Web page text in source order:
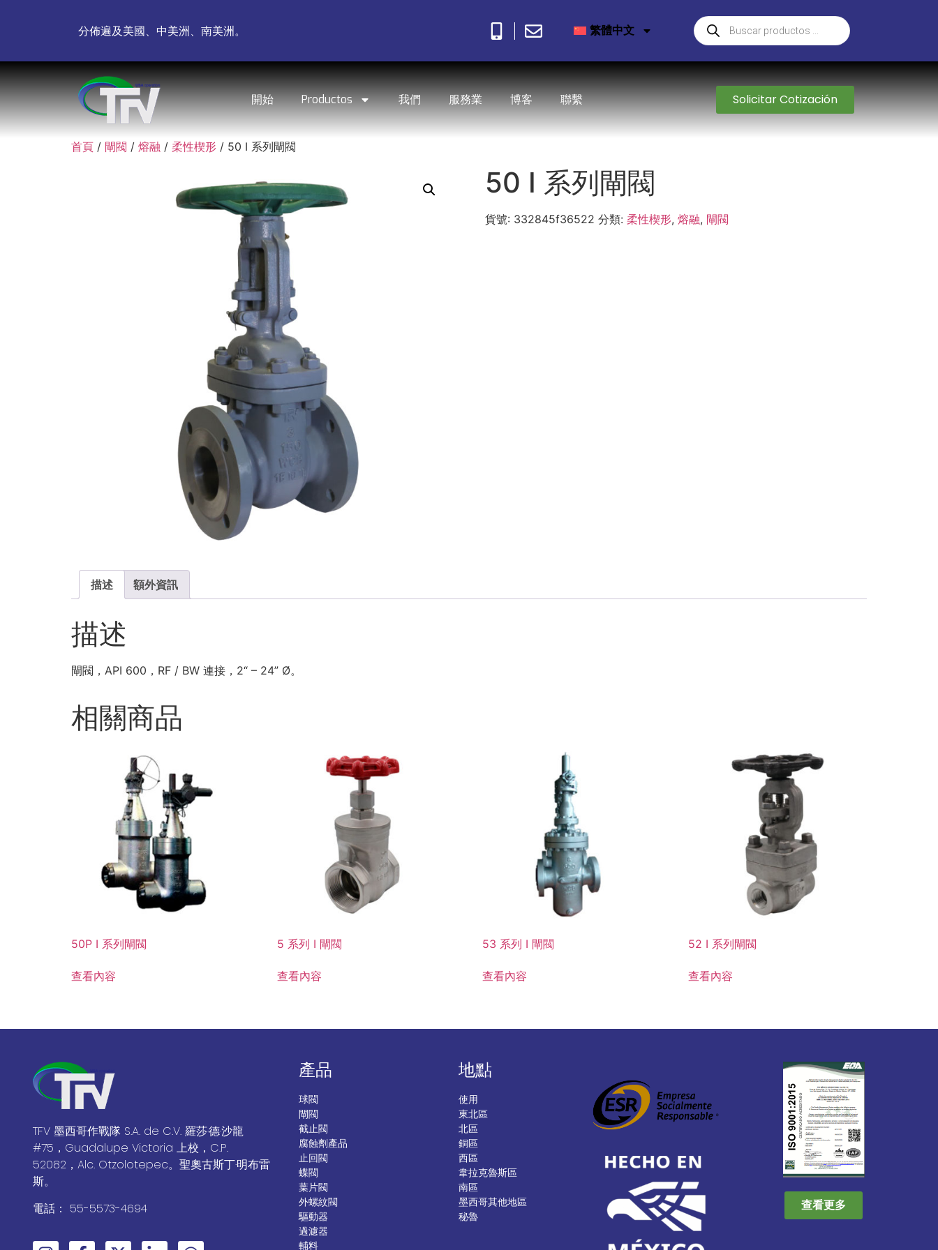
分佈遍及美國、中美洲、南美洲。 繁體中文
開始 Productos 我們 服務業 博客 聯繫 Solicitar Cotización
首頁 / 閘閥 / 熔融 / 柔性楔形 / 50 I 系列閘閥
50 I 系列閘閥
貨號: 332845f36522 分類: 柔性楔形, 熔融, 閘閥
描述 額外資訊
描述
閘閥，API 600，RF / BW 連接，2“ – 24” Ø。
相關商品
50P I 系列閘閥
查看內容
5 系列 I 閘閥
查看內容
53 系列 I 閘閥
查看內容
52 I 系列閘閥
查看內容
TFV 墨西哥作戰隊 S.A. de C.V. 羅莎·德·沙龍
#75，Guadalupe Victoria 上校，C.P.
52082，Alc. Otzolotepec。聖奧古斯丁·明布雷
斯。
電話： 55-5573-4694
產品
球閥
閘閥
截止閥
腐蝕劑產品
止回閥
蝶閥
葉片閥
外螺紋閥
驅動器
過濾器
輔料
地點
使用
東北區
北區
銅區
西區
韋拉克魯斯區
南區
墨西哥其他地區
秘魯
查看更多